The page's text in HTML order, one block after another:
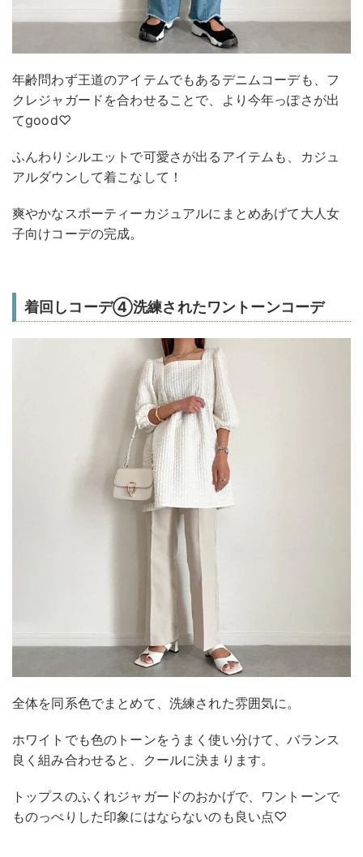
年齢問わず王道のアイテムでもあるデニムコーデも、フ
クレジャガードを合わせることで、より今年っぽさが出
てgood♡
ふんわりシルエットで可愛さが出るアイテムも、カジュ
アルダウンして着こなして！
爽やかなスポーティーカジュアルにまとめあげて大人女
子向けコーデの完成。
着回しコーデ④洗練されたワントーンコーデ
全体を同系色でまとめて、洗練された雰囲気に。
ホワイトでも色のトーンをうまく使い分けて、バランス
良く組み合わせると、クールに決まります。
トップスのふくれジャガードのおかげで、ワントーンで
ものっぺりした印象にはならないのも良い点♡